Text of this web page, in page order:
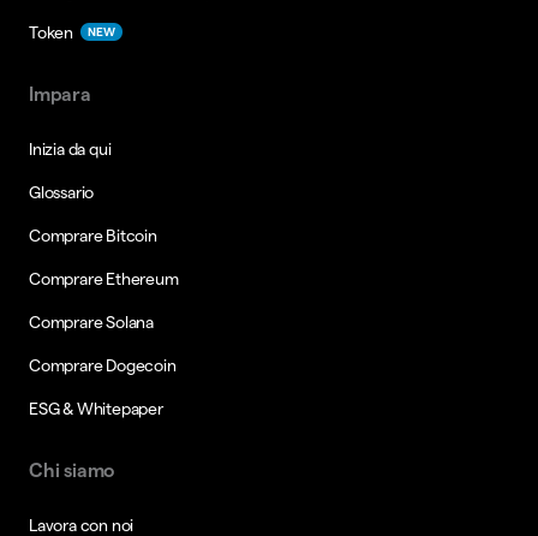
Token NEW
Impara
Inizia da qui
Glossario
Comprare Bitcoin
Comprare Ethereum
Comprare Solana
Comprare Dogecoin
ESG & Whitepaper
Chi siamo
Lavora con noi